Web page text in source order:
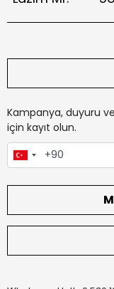
Kampanya, duyuru
için kayıt olun.